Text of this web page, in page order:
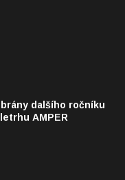
dalšího ročníku
AMPER